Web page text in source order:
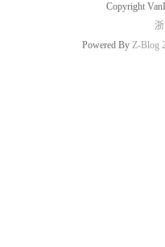
Copyright
Powered By Z-Blog